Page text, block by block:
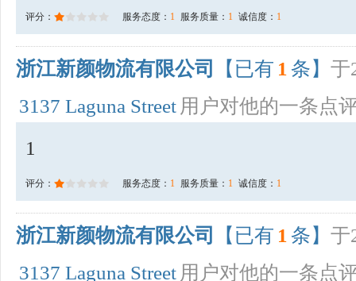
评分： 服务态度： 1 服务质量： 1 诚信度： 1
浙江新颜物流有限公司 【已有 1 条】 于
3137 Laguna Street 用户对他的一条点
1
评分： 服务态度： 1 服务质量： 1 诚信度： 1
浙江新颜物流有限公司 【已有 1 条】 于
3137 Laguna Street 用户对他的一条点